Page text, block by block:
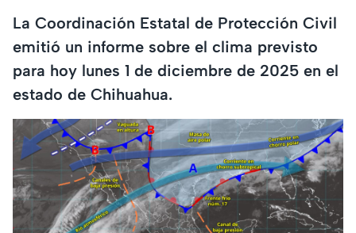
La Coordinación Estatal de Protección Civil
emitió un informe sobre el clima previsto
para hoy lunes 1 de diciembre de 2025 en el
estado de Chihuahua.